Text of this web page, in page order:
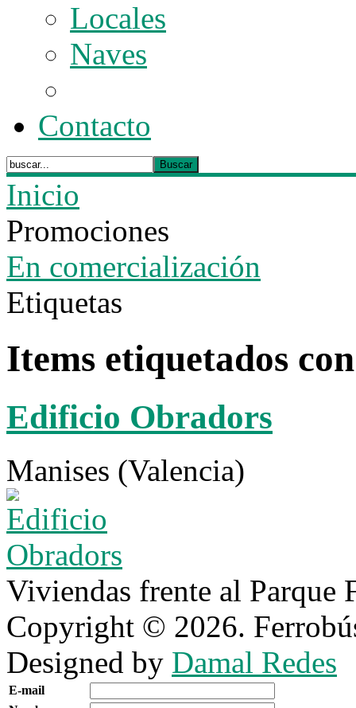
Locales
Naves
Contacto
Inicio
Promociones
En comercialización
Etiquetas
Items etiquetados
Edificio Obradors
Manises (Valencia)
Viviendas frente al Parque
Copyright © 2026.
Designed by Damal Redes
E-mail